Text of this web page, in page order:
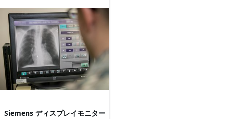
Siemens ディスプレイモニター